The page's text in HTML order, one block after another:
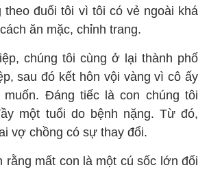
theo đuổi tôi vì tôi có vẻ ngoài khá
ăn mặc, chỉnh trang.
chúng tôi cùng ở lại thành phố
sau đó kết hôn vội vàng vì cô ấy
Đáng tiếc là con chúng tôi
một tuổi do bệnh nặng. Từ đó,
vợ chồng có sự thay đổi.
rằng mất con là một cú sốc lớn đối